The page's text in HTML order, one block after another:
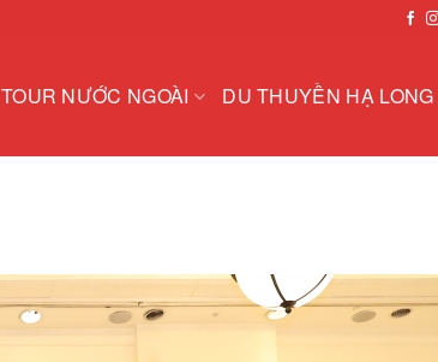
TOUR NƯỚC NGOÀI DU THUYỀN HẠ LONG